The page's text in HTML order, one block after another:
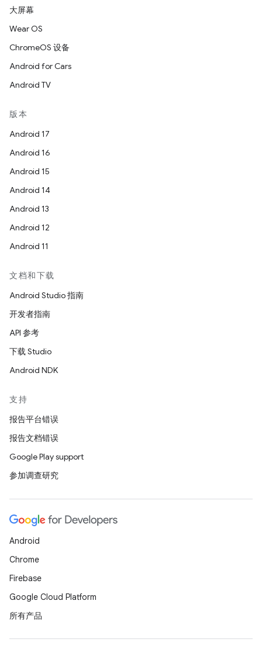
大屏幕
Wear OS
ChromeOS 设备
Android for Cars
Android TV
版本
Android 17
Android 16
Android 15
Android 14
Android 13
Android 12
Android 11
文档和下载
Android Studio 指南
开发者指南
API 参考
下载 Studio
Android NDK
支持
报告平台错误
报告文档错误
Google Play support
参加调查研究
Android
Chrome
Firebase
Google Cloud Platform
所有产品